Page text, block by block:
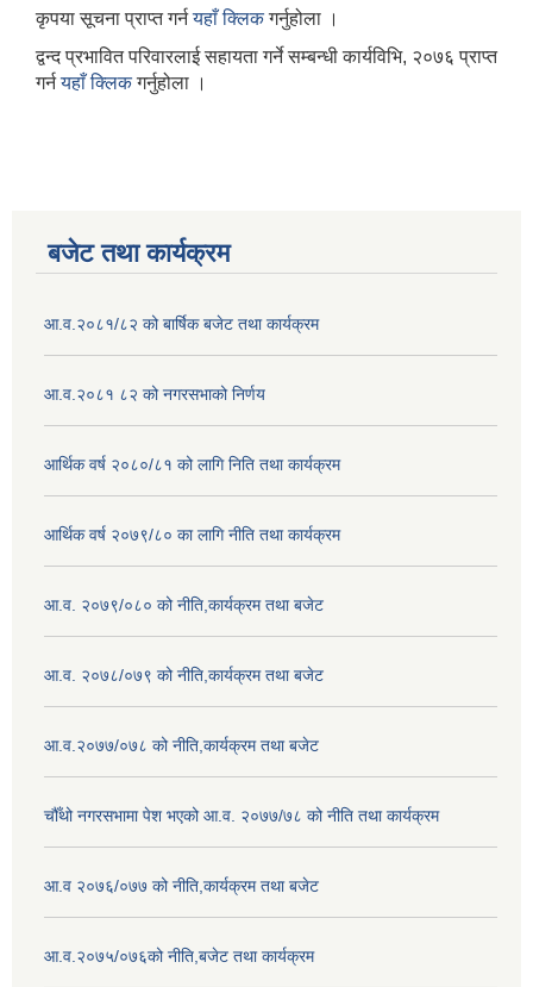
कृपया सूचना प्राप्त गर्नयहाँ क्लिकगर्नुहोला ।
द्वन्द प्रभावित परिवारलाई सहायता गर्ने सम्बन्धी कार्यविभि, २०७६ प्राप्त
गर्नयहाँ क्लिकगर्नुहोला ।
बजेट तथा कार्यक्रम
आ.व.२०८१/८२ को बार्षिक बजेट तथा कार्यक्रम
आ.व.२०८१ ८२ को नगरसभाको निर्णय
आर्थिक वर्ष २०८०/८१ को लागि निति तथा कार्यक्रम
आर्थिक वर्ष २०७९/८० का लागि नीति तथा कार्यक्रम
आ.व. २०७९/०८० को नीति,कार्यक्रम तथा बजेट
आ.व. २०७८/०७९ को नीति,कार्यक्रम तथा बजेट
आ.व.२०७७/०७८ को नीति,कार्यक्रम तथा बजेट
चौँथो नगरसभामा पेश भएको आ.व. २०७७/७८ को नीति तथा कार्यक्रम
आ.व २०७६/०७७ को नीति,कार्यक्रम तथा बजेट
आ.व.२०७५/०७६को नीति,बजेट तथा कार्यक्रम